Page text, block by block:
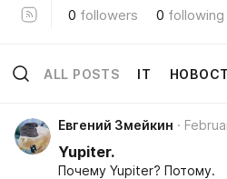
0 followers 0 following
ALL POSTS IT
Евгений Змейкин
Yupiter.
Почему Yupiter? Потому.